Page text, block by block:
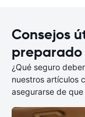
Consejos
preparado
¿Qué seguro
nuestros artículos
asegurarse de